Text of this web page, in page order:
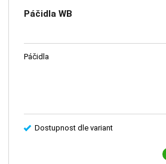
Páčidla WB
Páčidla
Dostupnost dle variant